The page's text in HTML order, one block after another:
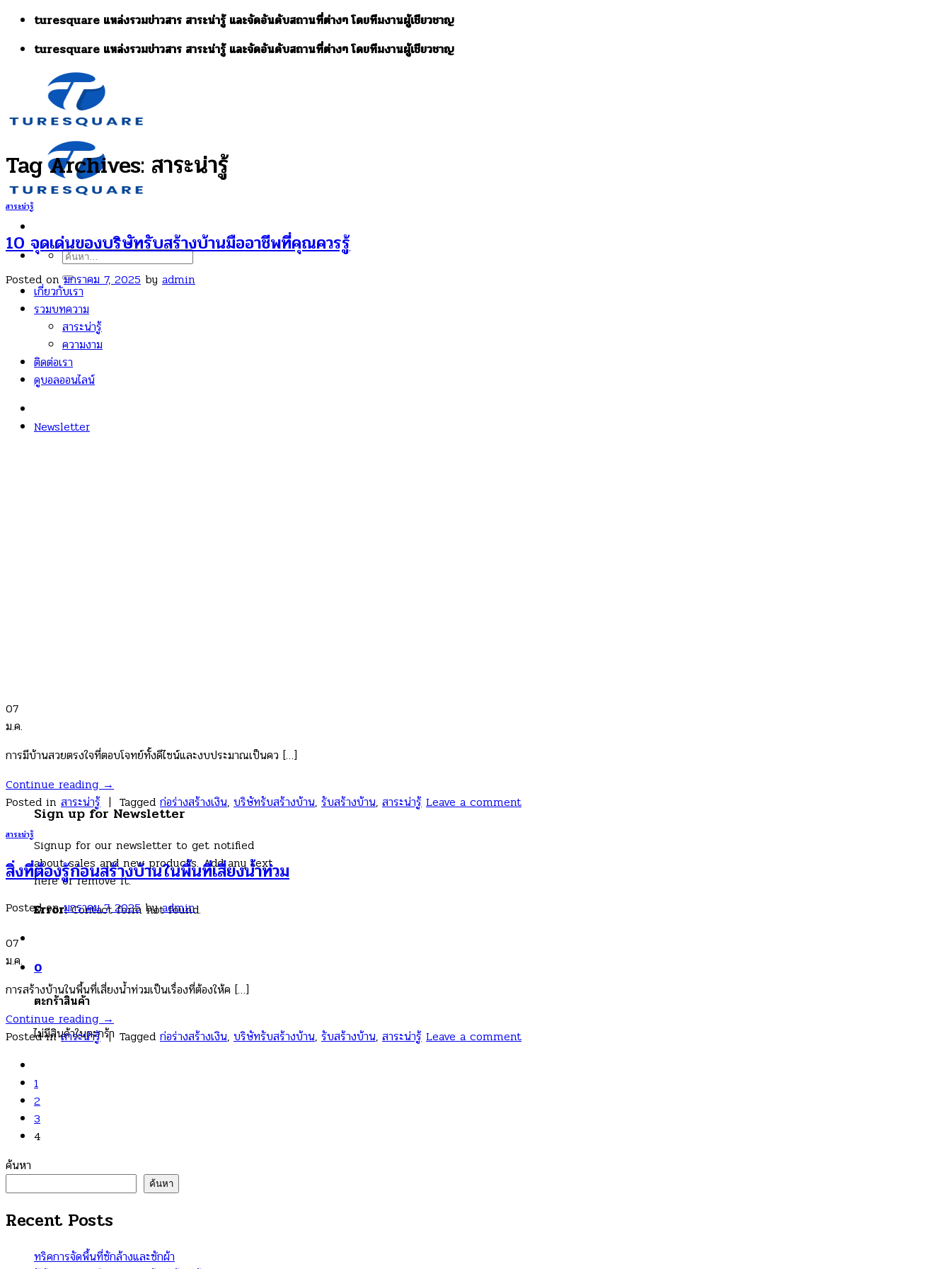
Skip
content
turesquare แหล่งรวมข่าวสาร สาระน่ารู้ และจัดอันดับสถานที่ต่างๆ โดยทีมงานผู้เชียวชาญ
turesquare แหล่งรวมข่าวสาร สาระน่ารู้ และจัดอันดับสถานที่ต่างๆ โดยทีมงานผู้เชียวชาญ
ค้นหา:
เกี่ยวกับเรา
รวมบทความ
สาระน่ารู้
ความงาม
ติดต่อเรา
ดูบอลออนไลน์
Newsletter
Sign up for Newsletter
Signup for our newsletter to get notified
about sales and new products. Add any text
here or remove it.
Error:Contact form not found.
0
ตะกร้าสินค้า
ไม่มีสินค้าในตะกร้า
Tag Archives: สาระน่ารู้
สาระน่ารู้
10 จุดเด่นของบริษัทรับสร้างบ้านมืออาชีพที่คุณควรรู้
Posted onมกราคม 7, 2025 by admin
07
ม.ค.
การมีบ้านสวยตรงใจที่ตอบโจทย์ทั้งดีไซน์และงบประมาณเป็นคว […]
Continue reading→
Posted in สาระน่ารู้ | Tagged ก่อร่างสร้างเงิน, บริษัทรับสร้างบ้าน, รับสร้างบ้าน, สาระน่ารู้ Leave a comment
สาระน่ารู้
สิ่งที่ต้องรู้ก่อนสร้างบ้านในพื้นที่เสี่ยงน้ำท่วม
Posted onมกราคม 7, 2025 byadmin
07
ม.ค.
การสร้างบ้านในพื้นที่เสี่ยงน้ำท่วมเป็นเรื่องที่ต้องให้ค […]
Continue reading→
Posted inสาระน่ารู้ | Tagged ก่อร่างสร้างเงิน, บริษัทรับสร้างบ้าน, รับสร้างบ้าน, สาระน่ารู้ Leave a comment
1
2
3
4
ค้นหา
ค้นหา
Recent Posts
ทริคการจัดพื้นที่ซักล้างและซักผ้า